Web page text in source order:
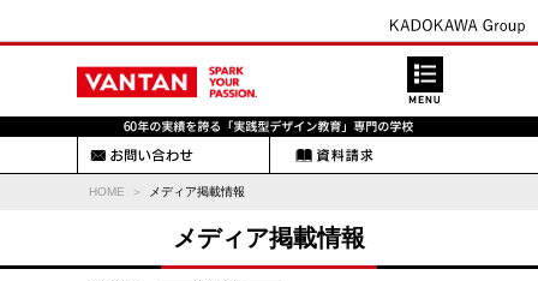
HOME メディア掲載情報
メディア掲載情報